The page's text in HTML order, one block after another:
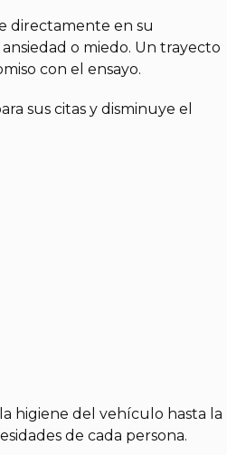
directamente en su
o miedo. Un trayecto
con el ensayo.
sus citas y disminuye el
higiene del vehículo hasta la
de cada persona.